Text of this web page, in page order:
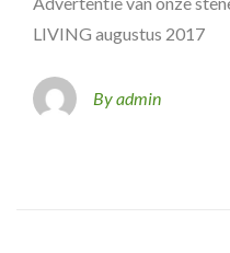
LIVING augustus 2017
By admin